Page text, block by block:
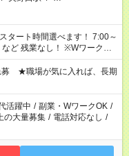
し！ ※Wワークの
超の就業はご案内できませ
務は社会保険への加入対象
派遣の原則禁止）により、
しい場合があります
★職場が気に入れば、長期
活躍中 / 副業・WワークOK /
の大量募集 / 電話対応なし /